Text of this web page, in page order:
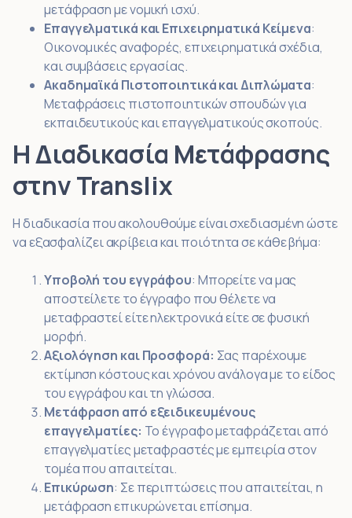
μετάφραση με νομική ισχύ.
Επαγγελματικά και Επιχειρηματικά Κείμενα:
Οικονομικές αναφορές, επιχειρηματικά σχέδια,
και συμβάσεις εργασίας.
Ακαδημαϊκά Πιστοποιητικά και Διπλώματα:
Μεταφράσεις πιστοποιητικών σπουδών για
εκπαιδευτικούς και επαγγελματικούς σκοπούς.
Η Διαδικασία Μετάφρασης
στην Translix
Η διαδικασία που ακολουθούμε είναι σχεδιασμένη ώστε
να εξασφαλίζει ακρίβεια και ποιότητα σε κάθε βήμα:
Υποβολή του εγγράφου: Μπορείτε να μας
αποστείλετε το έγγραφο που θέλετε να
μεταφραστεί είτε ηλεκτρονικά είτε σε φυσική
μορφή.
Αξιολόγηση και Προσφορά: Σας παρέχουμε
εκτίμηση κόστους και χρόνου ανάλογα με το είδος
του εγγράφου και τη γλώσσα.
Μετάφραση από εξειδικευμένους
επαγγελματίες: Το έγγραφο μεταφράζεται από
επαγγελματίες μεταφραστές με εμπειρία στον
τομέα που απαιτείται.
Επικύρωση: Σε περιπτώσεις που απαιτείται, η
μετάφραση επικυρώνεται επίσημα.